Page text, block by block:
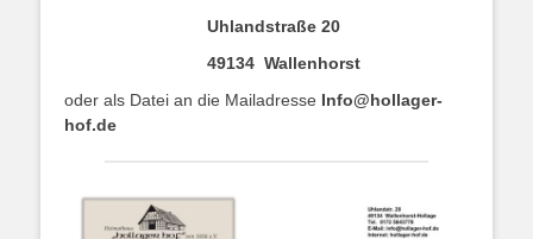
Uhlandstraße 20
49134 Wallenhorst
oder als Datei an die Mailadresse Info@hollager-
hof.de